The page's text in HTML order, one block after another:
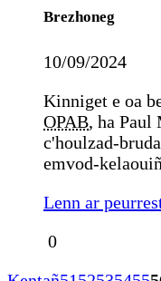
Brezhoneg
10/09/2024
Kinniget e oa
OPAB, ha Paul
c'houlzad-
emvod-
Lenn ar
0